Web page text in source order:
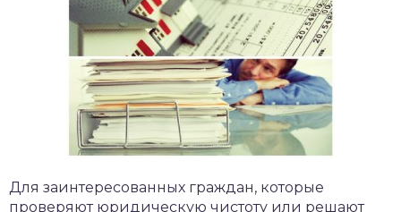
Для заинтересованных граждан, которые
проверяют юридическую чистоту или решают